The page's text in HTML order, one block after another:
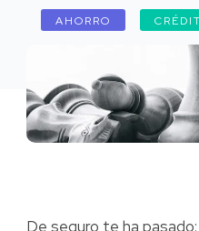
AHORRO
De seguro te ha